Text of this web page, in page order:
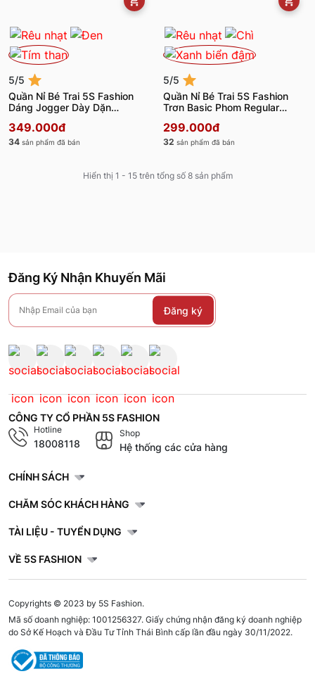
5/5
Quần Nỉ Bé Trai 5S Fashion
Dáng Jogger Dày Dặn
349.000đ
34 sản phẩm đã bán
5/5
Quần Nỉ Bé Trai 5S Fashion
Trơn Basic Phom Regular
299.000đ
32 sản phẩm đã bán
Hiển thị 1 - 15 trên tổng số 8 sản phẩm
Đăng Ký Nhận Khuyến Mãi
Đăng ký
CÔNG TY CỔ PHẦN 5S FASHION
Hotline
18008118
Shop
Hệ thống các cửa hàng
CHÍNH SÁCH
CHĂM SÓC KHÁCH HÀNG
TÀI LIỆU - TUYỂN DỤNG
VỀ 5S FASHION
Copyrights © 2023 by 5S Fashion.
Mã số doanh nghiệp: 1001256327. Giấy chứng nhận đăng ký doanh nghiệp
do Sở Kế Hoạch và Đầu Tư Tỉnh Thái Bình cấp lần đầu ngày 30/11/2022.